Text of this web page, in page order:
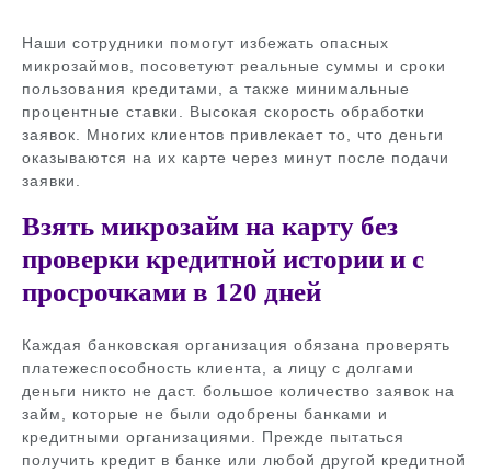
Наши сотрудники помогут избежать опасных
микрозаймов, посоветуют реальные суммы и сроки
пользования кредитами, а также минимальные
процентные ставки. Высокая скорость обработки
заявок. Многих клиентов привлекает то, что деньги
оказываются на их карте через минут после подачи
заявки.
Взять микрозайм на карту без
проверки кредитной истории и с
просрочками в 120 дней
Каждая банковская организация обязана проверять
платежеспособность клиента, а лицу с долгами
деньги никто не даст. большое количество заявок на
займ, которые не были одобрены банками и
кредитными организациями. Прежде пытаться
получить кредит в банке или любой другой кредитной